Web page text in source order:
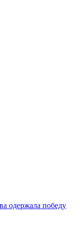
одержала победу